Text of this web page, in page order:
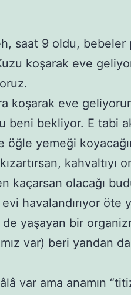
saat 9 oldu,
koşarak eve
koşarak eve
beni bekliyor. E tabi
öğle yemeği
kahvaltıyı
kaçarsan olacağı
havalandırıyor öte
yaşayan bir
var) beri yandan
var ama anamın